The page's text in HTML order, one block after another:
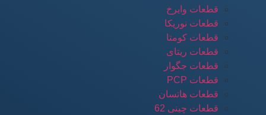
قطعات وایرخ
قطعات نوریکا
قطعات کومتا
قطعات ریتای
قطعات جگوار
قطعات PCP
قطعات هاتسان
قطعات چینی 62